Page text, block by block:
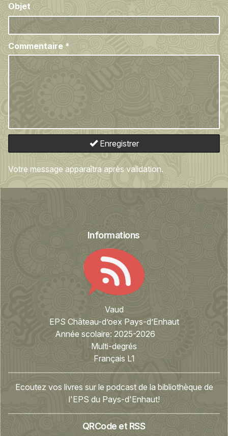
Objet
Commentaire *
Enregistrer
Votre message apparaîtra après validation.
Informations
Vaud
EPS Château-d’oex Pays-d’Enhaut
Année scolaire: 2025-2026
Multi-degrés
Français L1
Ecoutez vos livres sur le podcast de la bibliothèque de
l'EPS du Pays-d'Enhaut!
QRCode et RSS